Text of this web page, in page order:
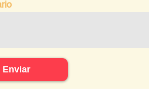
Enviar